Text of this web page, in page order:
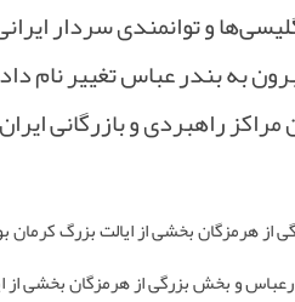
و توانمندی سردار
به بندر عباس تغییر
راهبردی و بازرگانی